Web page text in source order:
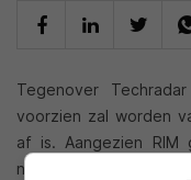
Tegenover
voorzien zal worden
af is. Aangezien
nieuwe tablet zullen